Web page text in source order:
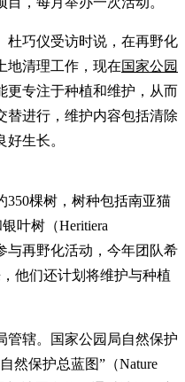
杜巧仪受访时说，在再野化
地清理工作，现在国家公园
更专注于种植和维护，从而
替进行，维护内容包括清除
生长。
350棵树，树种包括南亚猫
银叶树（Heritiera
与再野化活动，今年团队希
他们还计划将维护与种植
管辖。国家公园局自然保护
然保护总蓝图”（Nature